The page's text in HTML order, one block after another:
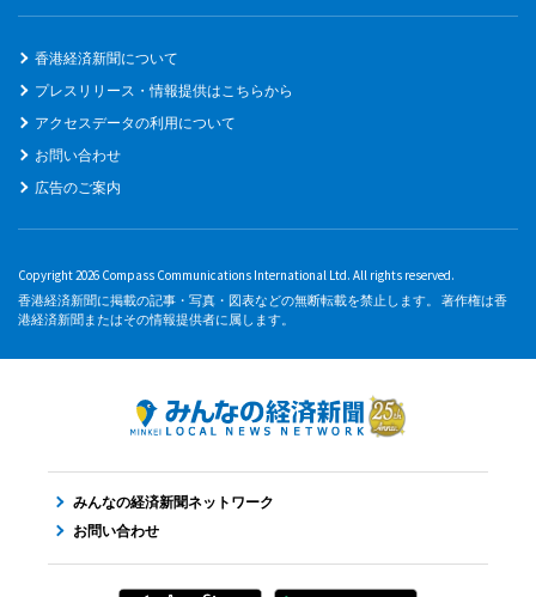
香港経済新聞について
プレスリリース・情報提供はこちらから
アクセスデータの利用について
お問い合わせ
広告のご案内
Copyright 2026 Compass Communications International Ltd. All rights reserved.
香港経済新聞に掲載の記事・写真・図表などの無断転載を禁止します。 著作権は香
港経済新聞またはその情報提供者に属します。
みんなの経済新聞ネットワーク
お問い合わせ